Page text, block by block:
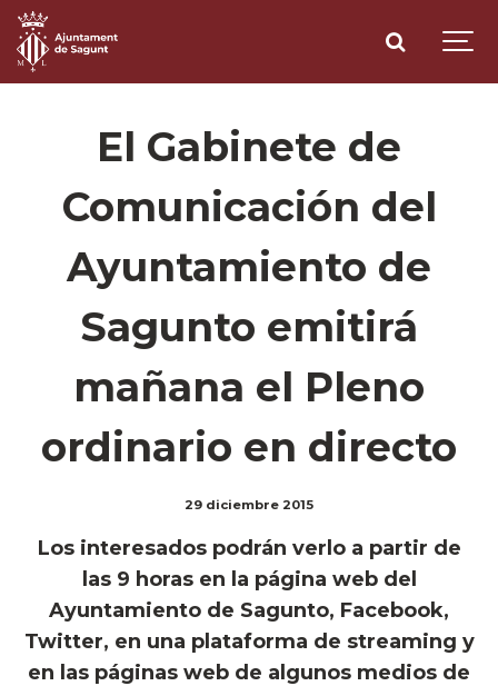
El Gabinete de
Comunicación del
Ayuntamiento de
Sagunto emitirá
mañana el Pleno
ordinario en directo
29 diciembre 2015
Los interesados podrán verlo a partir de
las 9 horas en la página web del
Ayuntamiento de Sagunto, Facebook,
Twitter, en una plataforma de streaming y
en las páginas web de algunos medios de